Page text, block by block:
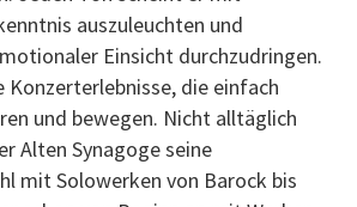
auszuleuchten und
Einsicht durchzudringen.
Konzerterlebnisse, die einfach
und bewegen. Nicht alltäglich
Alten Synagoge seine
mit Solowerken von Barock bis